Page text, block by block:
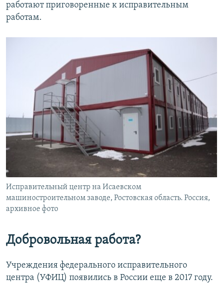
работают приговоренные к исправительным
работам.
Исправительный центр на Исаевском
машиностроительном заводе, Ростовская область. Россия,
архивное фото
Добровольная работа?
Учреждения федерального исправительного
центра (УФИЦ) появились в России еще в 2017 году.